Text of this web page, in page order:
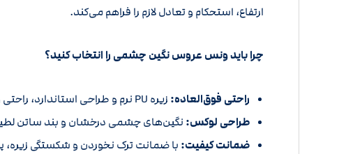
ارتفاع، استحکام و تعادل لازم را فراهم می‌کند.
چرا باید ونس عروس نگین چشمی را انتخاب کنید؟
راحتی فوق‌العاده: زیره PU نرم و طراحی استاندارد، راحتی و آرامش پاهای شما را در تمام طول روز تضمین می‌کند.
طراحی لوکس: نگین‌های چشمی درخشان و بند ساتن
ضمانت کیفیت: با ضمانت ترک نخوردن و شکستگی زیره،